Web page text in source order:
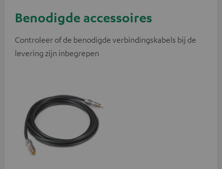
Benodigde accessoires
Controleer of de benodigde verbindingskabels bij de
levering zijn inbegrepen